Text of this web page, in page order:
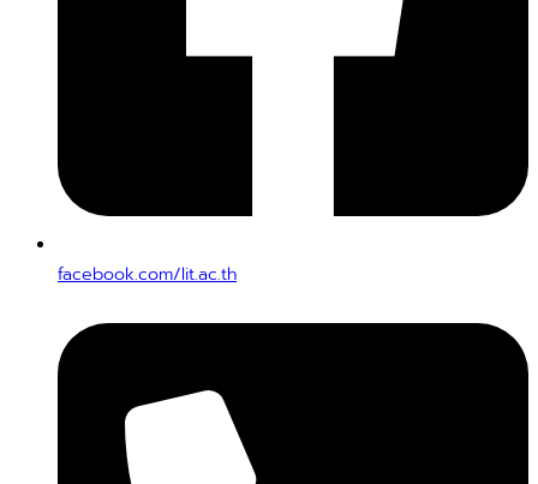
facebook.com/lit.ac.th